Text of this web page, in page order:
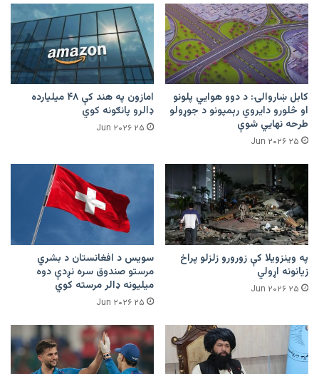
کابل ښاروالۍ: د دوو هوايي پلونو
او څلورو دایروي رېمپونو د جوړولو
طرحه نهایي شوې
۲۵ Jun ۲۰۲۶
امازون په هند کې ۴۸ میلیارده
ډالرو پانګونه کوي
۲۵ Jun ۲۰۲۶
په وینزویلا کې زورورو زلزلو پراخ
زیانونه اړولي
۲۵ Jun ۲۰۲۶
سویس د افغانستان د بشري
مرستو صندوق سره نږدې دوه
میلیونه ډالر مرسته کوي
۲۵ Jun ۲۰۲۶